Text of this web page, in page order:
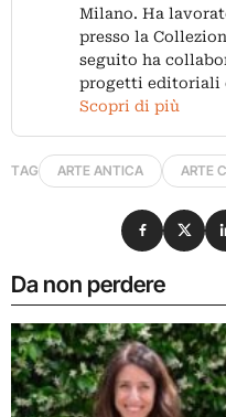
Milano. Ha
presso la
seguito ha
progetti editoriali
Scopri di più
TAG ARTE ANTICA ARTE
Da non perdere
Condividi